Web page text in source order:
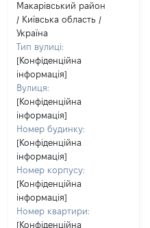
Макарівський район
/ Київська область /
Україна
Тип вулиці:
[Конфіденційна
інформація]
Вулиця:
[Конфіденційна
інформація]
Номер будинку:
[Конфіденційна
інформація]
Номер корпусу:
[Конфіденційна
інформація]
Номер квартири:
[Конфіденційна